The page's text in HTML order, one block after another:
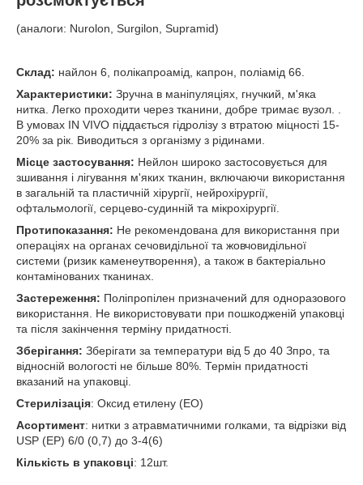
(аналоги: Nurolon, Surgilon, Supramid)
Склад: найлон 6, полікапроамід, капрон, поліамід 66.
Характеристики: Зручна в маніпуляціях, гнучкий, м'яка
нитка. Легко проходити через тканини, добре тримає вузол. .
В умовах IN VIVO піддається гідролізу з втратою міцності 15-
20% за рік. Виводиться з організму з рідинами.
Місце застосування: Нейлон широко застосовується для
зшивання і лігування м'яких тканин, включаючи використання
в загальній та пластичній хірургії, нейрохірургії,
офтальмології, серцево-судинній та мікрохірургії.
Протипоказання: Не рекомендована для використання при
операціях на органах сечовидільної та жовчовидільної
системи (ризик каменеутворення), а також в бактеріально
контамінованих тканинах.
Застереження: Поліпропілен призначений для одноразового
використання. Не використовувати при пошкодженій упаковці
та після закінчення терміну придатності.
Зберігання: Зберігати за температури від 5 до 40 Зпро, та
відносній вологості не більше 80%. Термін придатності
вказаний на упаковці.
Стерилізація: Оксид етилену (ЕО)
Асортимент: нитки з атравматичними голками, та відрізки від
USP (EP) 6/0 (0,7) до 3-4(6)
Кількість в упаковці: 12шт.